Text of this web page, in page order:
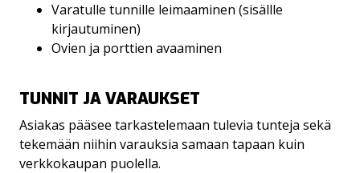
Varatulle tunnille leimaaminen (sisällle
kirjautuminen)
Ovien ja porttien avaaminen
TUNNIT JA VARAUKSET
Asiakas pääsee tarkastelemaan tulevia tunteja sekä
tekemään niihin varauksia samaan tapaan kuin
verkkokaupan puolella.